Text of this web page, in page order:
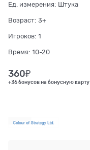
Ед. измерения: Штука
Возраст: 3+
Игроков: 1
Время: 10-20
360₽
+36 бонусов на бонусную карту